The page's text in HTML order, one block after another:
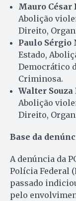
Mauro César
Abolição
Direito,
Paulo Sérgio
Estado,
Democrático
Criminosa.
Walter
Abolição
Direito,
Base da
A denúncia da
Polícia Federal
passado
pelo